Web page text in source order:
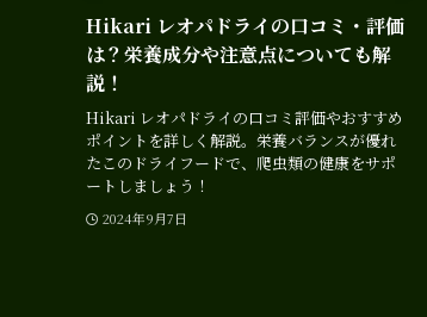
Hikari レオパドライの口コミ・評価
は？栄養成分や注意点についても解
説！
Hikari レオパドライの口コミ評価やおすすめ
ポイントを詳しく解説。栄養バランスが優れ
たこのドライフードで、爬虫類の健康をサポ
ートしましょう！
2024年9月7日